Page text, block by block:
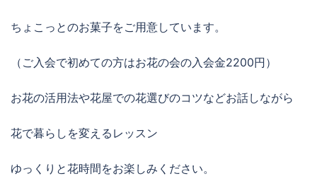
ちょこっとのお菓子をご用意しています。
（ご入会で初めての方はお花の会の入会金2200円）
お花の活用法や花屋での花選びのコツなどお話しながら
花で暮らしを変えるレッスン
ゆっくりと花時間をお楽しみください。